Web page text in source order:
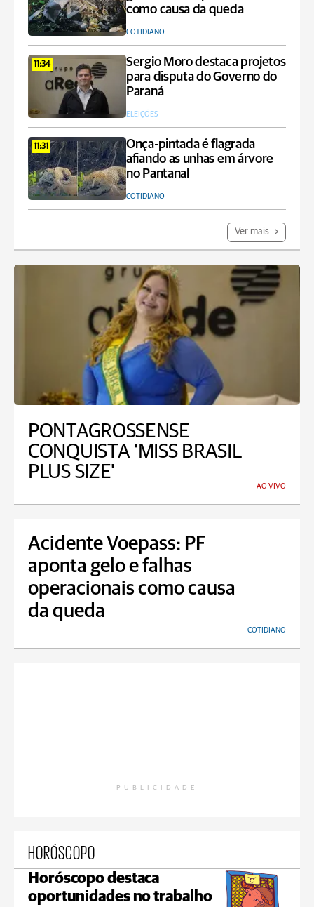
como causa da queda
COTIDIANO
11:34
Sergio Moro destaca projetos
para disputa do Governo do
Paraná
ELEIÇÕES
11:31
Onça-pintada é flagrada
afiando as unhas em árvore
no Pantanal
COTIDIANO
Ver mais
PONTAGROSSENSE
CONQUISTA 'MISS BRASIL
PLUS SIZE'
AO VIVO
Acidente Voepass: PF
aponta gelo e falhas
operacionais como causa
da queda
COTIDIANO
PUBLICIDADE
HORÓSCOPO
Horóscopo destaca
oportunidades no trabalho